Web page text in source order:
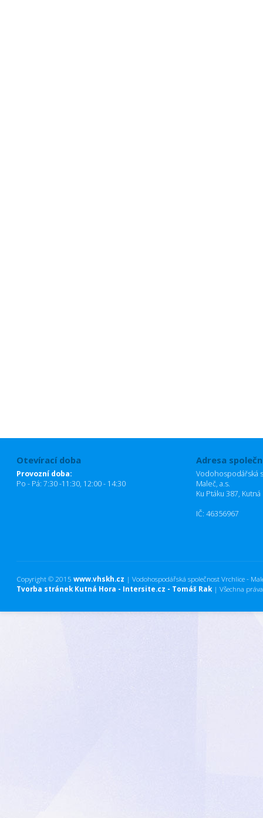
Otevírací doba
Provozní doba:
Po - Pá: 7:30 -11:30, 12:00 - 14:30
Adresa
Vodohospodářská
Maleč, a.s.
Ku Ptáku 387,
IČ: 46356967
Copyright © 2015 www.vhskh.cz | Vodohospodářská společnost Vrchlice -
Tvorba stránek Kutná Hora - Intersite.cz - Tomáš Rak | Všechna